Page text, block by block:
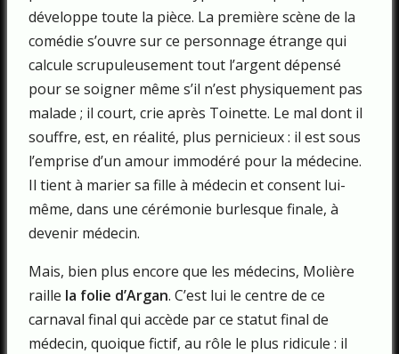
développe toute la pièce. La première scène de la
comédie s’ouvre sur ce personnage étrange qui
calcule scrupuleusement tout l’argent dépensé
pour se soigner même s’il n’est physiquement pas
malade ; il court, crie après Toinette. Le mal dont il
souffre, est, en réalité, plus pernicieux : il est sous
l’emprise d’un amour immodéré pour la médecine.
Il tient à marier sa fille à médecin et consent lui-
même, dans une cérémonie burlesque finale, à
devenir médecin.
Mais, bien plus encore que les médecins, Molière
raille la folie d’Argan. C’est lui le centre de ce
carnaval final qui accède par ce statut final de
médecin, quoique fictif, au rôle le plus ridicule : il